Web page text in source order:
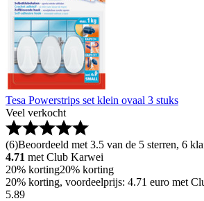
Tesa Powerstrips set klein ovaal 3 stuks
Veel verkocht
(6)Beoordeeld met 3.5 van de 5 sterren, 6
4.71 met Club Karwei
20% korting20% korting
20% korting, voordeelprijs: 4.71 euro met
5.89